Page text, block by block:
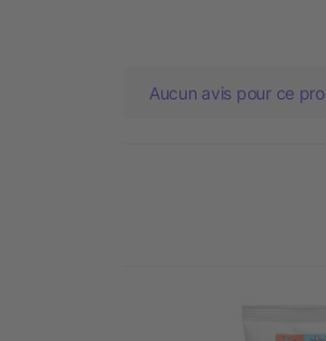
Aucun avis pour ce